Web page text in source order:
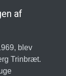
af
blev
Trinbræt.